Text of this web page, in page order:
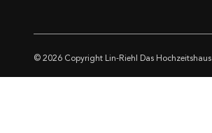
© 2026 Copyright Lin-Riehl Das Hochzeitshaus